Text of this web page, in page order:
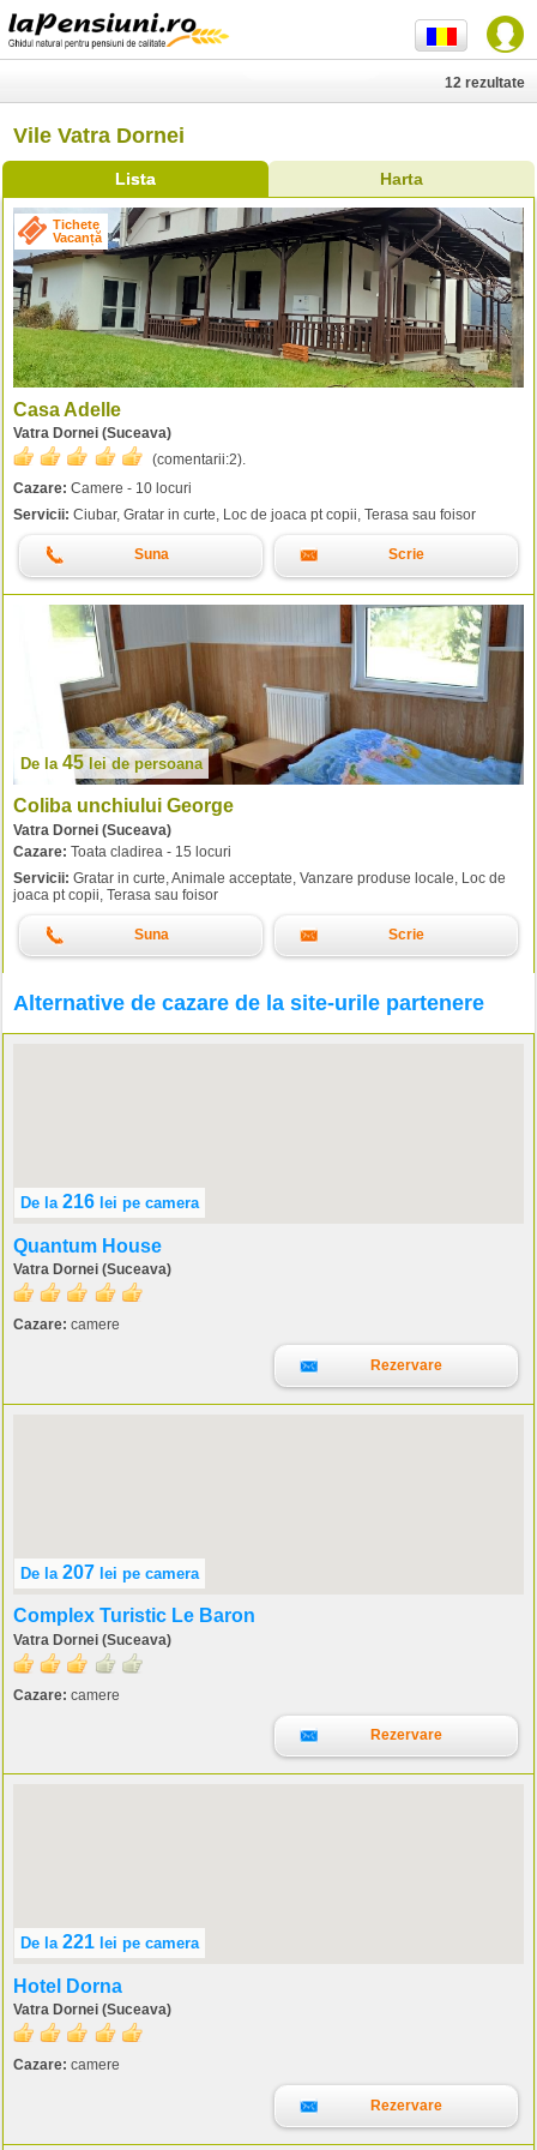
Vile Vatra Dornei
Lista Harta
12 rezultate
Tichete
Vacanță
Casa Adelle
Vatra Dornei (Suceava)
(comentarii:2).
Cazare: Camere - 10 locuri
Servicii: Ciubar, Gratar in curte, Loc de joaca pt copii, Terasa sau foisor
Suna Scrie
De la 45leide persoana
Coliba unchiului George
Vatra Dornei (Suceava)
Cazare: Toata cladirea - 15 locuri
Servicii: Gratar in curte, Animale acceptate, Vanzare produse locale, Loc de
joaca pt copii, Terasa sau foisor
Suna Scrie
Alternative de cazare de la site-urile partenere
De la 216 lei pe camera
Quantum House
Vatra Dornei (Suceava)
Cazare: camere
Rezervare
De la 207 lei pe camera
Complex Turistic Le Baron
Vatra Dornei (Suceava)
Cazare: camere
Rezervare
De la 221 lei pe camera
Hotel Dorna
Vatra Dornei (Suceava)
Cazare: camere
Rezervare